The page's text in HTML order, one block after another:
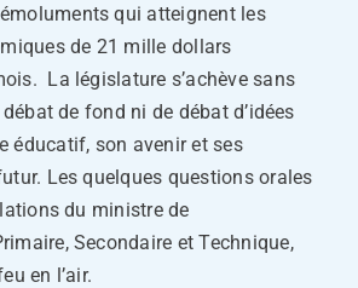
qui atteignent les
de 21 mille dollars
La législature s’achève sans
débat de fond ni de débat d’idées
éducatif, son avenir et ses
Les quelques questions orales
du ministre de
Secondaire et Technique,
en l’air.